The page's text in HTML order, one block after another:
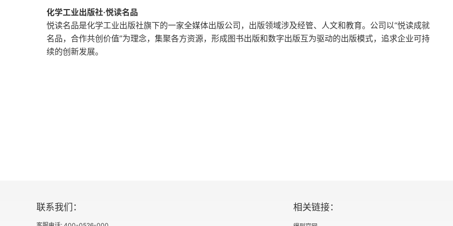
“神经元置换上传”思想实验
逐步取代大脑
只要有“深深的执念”就可以摆脱进化的掌控吗？
逢生在一个中间周期，不知是幸还是不幸，有幸能知道却没机会参与。但对于人这种个体来说，
留有遗憾的人生才是值得品味的人生，不是吗。
化学工业出版社·悦读名品
悦读名品是化学工业出版社旗下的一家全媒体出版公司，出版领域涉及经管、人文和教育。公司以“悦读成就
名品，合作共创价值”为理念，集聚各方资源，形成图书出版和数字出版互为驱动的出版模式，追求企业可持
续的创新发展。
联系我们： 相关链接：